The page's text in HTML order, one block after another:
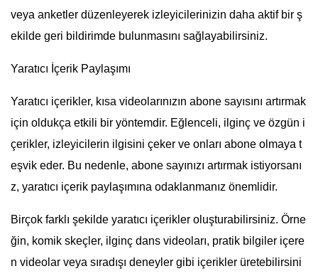
veya anketler düzenleyerek izleyicilerinizin daha aktif bir ş
ekilde geri bildirimde bulunmasını sağlayabilirsiniz.
Yaratıcı İçerik Paylaşımı
Yaratıcı içerikler, kısa videolarınızın abone sayısını artırmak
için oldukça etkili bir yöntemdir. Eğlenceli, ilginç ve özgün i
çerikler, izleyicilerin ilgisini çeker ve onları abone olmaya t
eşvik eder. Bu nedenle, abone sayınızı artırmak istiyorsanı
z, yaratıcı içerik paylaşımına odaklanmanız önemlidir.
Birçok farklı şekilde yaratıcı içerikler oluşturabilirsiniz. Örne
ğin, komik skeçler, ilginç dans videoları, pratik bilgiler içere
n videolar veya sıradışı deneyler gibi içerikler üretebilirsini